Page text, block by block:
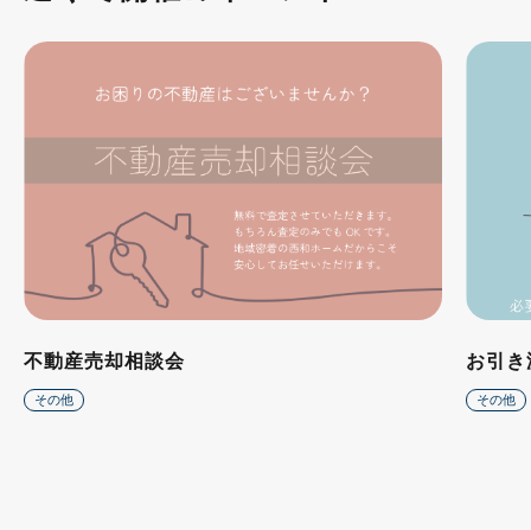
不動産売却相談会
その他
お引
その他